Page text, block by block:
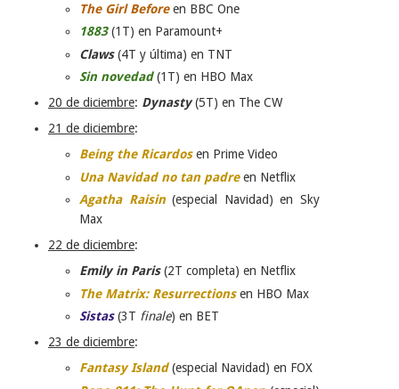
The Girl Beforeen BBC One
1883(1T) en Paramount+
Claws(4T y última) en TNT
Sin novedad(1T) en HBO Max
20 de diciembre: Dynasty(5T) en The CW
21 de diciembre:
Being the Ricardosen Prime Video
Una Navidad no tan padreen Netflix
Agatha Raisin(especial Navidad) en Sky
Max
22 de diciembre:
Emily in Paris(2T completa) en Netflix
The Matrix: Resurrectionsen HBO Max
Sistas(3T finale) en BET
23 de diciembre:
Fantasy Island(especial Navidad) en FOX